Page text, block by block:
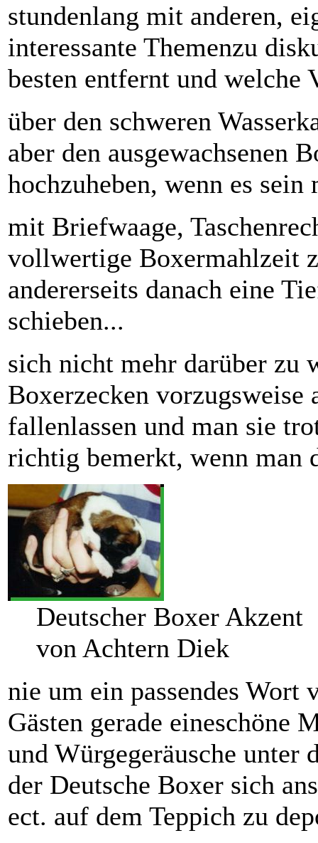
stundenlang mit anderen,
interessante Themenzu
besten entfernt und welche
über den schweren
aber den ausgewachsenen
hochzuheben, wenn es sein
mit Briefwaage,
vollwertige Boxermahlzeit
andererseits danach eine
schieben...
sich nicht mehr darüber zu
Boxerzecken vorzugsweise
fallenlassen und man sie
richtig bemerkt, wenn man
Deutscher Boxer Akzent
von Achtern Diek
nie um ein passendes Wort
Gästen gerade eineschöne
und Würgegeräusche unter
der Deutsche Boxer sich
ect. auf dem Teppich zu